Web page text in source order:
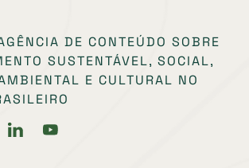
DE CONTEÚDO SOBRE
SUSTENTÁVEL, SOCIAL,
E CULTURAL NO